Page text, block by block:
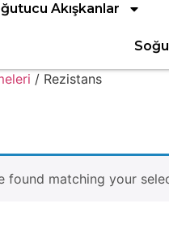
Akışkanlar
/ Rezistans
found matching your